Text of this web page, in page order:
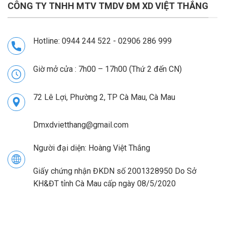
CÔNG TY TNHH MTV TMDV ĐM XD VIỆT THẮNG
Hotline: 0944 244 522 - 02906 286 999
Giờ mở cửa : 7h00 – 17h00 (Thứ 2 đến CN)
72 Lê Lợi, Phường 2, TP Cà Mau, Cà Mau
Dmxdvietthang@gmail.com
Người đại diện: Hoàng Việt Thắng
Giấy chứng nhận ĐKDN số 2001328950 Do Sở
KH&ĐT tỉnh Cà Mau cấp ngày 08/5/2020